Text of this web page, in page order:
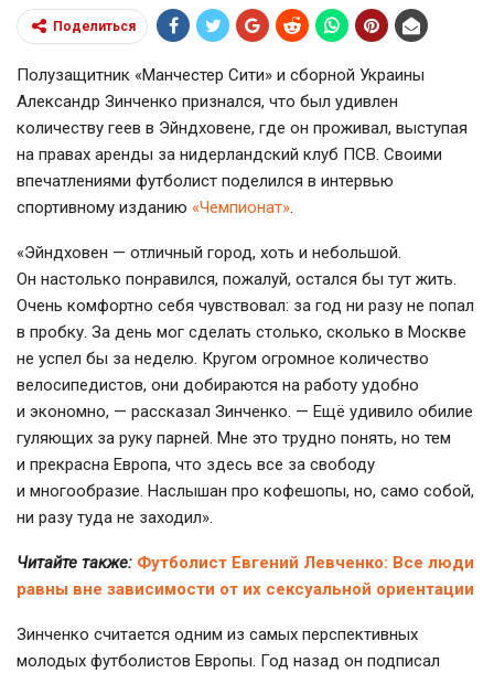
Поделиться
Полузащитник «Манчестер Сити» и сборной Украины
Александр Зинченко признался, что был удивлен
количеству геев в Эйндховене, где он проживал, выступая
на правах аренды за нидерландский клуб ПСВ. Своими
впечатлениями футболист поделился в интервью
спортивному изданию «Чемпионат».
«Эйндховен — отличный город, хоть и небольшой.
Он настолько понравился, пожалуй, остался бы тут жить.
Очень комфортно себя чувствовал: за год ни разу не попал
в пробку. За день мог сделать столько, сколько в Москве
не успел бы за неделю. Кругом огромное количество
велосипедистов, они добираются на работу удобно
и экономно, — рассказал Зинченко. — Ещё удивило обилие
гуляющих за руку парней. Мне это трудно понять, но тем
и прекрасна Европа, что здесь все за свободу
и многообразие. Наслышан про кофешопы, но, само собой,
ни разу туда не заходил».
Читайте также: Футболист Евгений Левченко: Все люди
равны вне зависимости от их сексуальной ориентации
Зинченко считается одним из самых перспективных
молодых футболистов Европы. Год назад он подписал